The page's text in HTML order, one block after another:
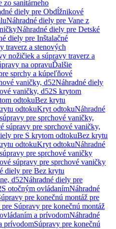
zo sanitárneho
diely pre Obdĺžnikové
Náhradné diely pre Vane z
Náhradné diely pre Detské
diely pre Inštalačné
traverz a stenových
nožičiek a súpravy traverz a
na opravuĎalšie
sprchy a kúpeľňové
vaničky, d52Náhradné diely
vaničky, d52S krytom
odtokuBez krytu
odtokuKryt odtokuNáhradné
pre sprchové vaničky,
súpravy pre sprchové vaničky,
pre S krytom odtokuBez krytu
odtokuKryt odtokuNáhradné
pre sprchové vaničky
súpravy pre sprchové vaničky
diely pre Bez krytu
d52Náhradné diely pre
S otočným ovládanímNáhradné
pre konečnú montáž pre
Súpravy pre konečnú montáž
a prívodomNáhradné
prívodomSúpravy pre konečnú